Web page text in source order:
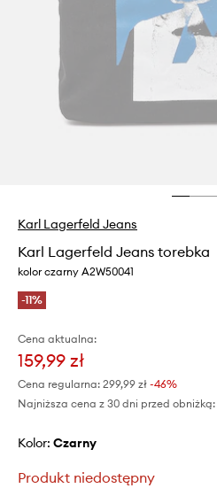
Karl Lagerfeld Jeans
Karl Lagerfeld Jeans torebka
kolor czarny A2W50041
-11%
Cena aktualna:
159,99 zł
Cena regularna: 299,99 zł -46%
Najniższa cena z 30 dni przed obniżką:
Kolor: czarny
Produkt niedostępny